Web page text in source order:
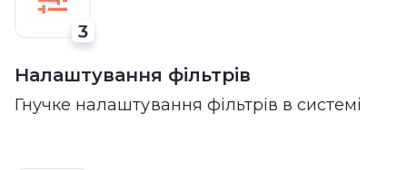
Налаштування фільтрів
Гнучке налаштування фільтрів в системі